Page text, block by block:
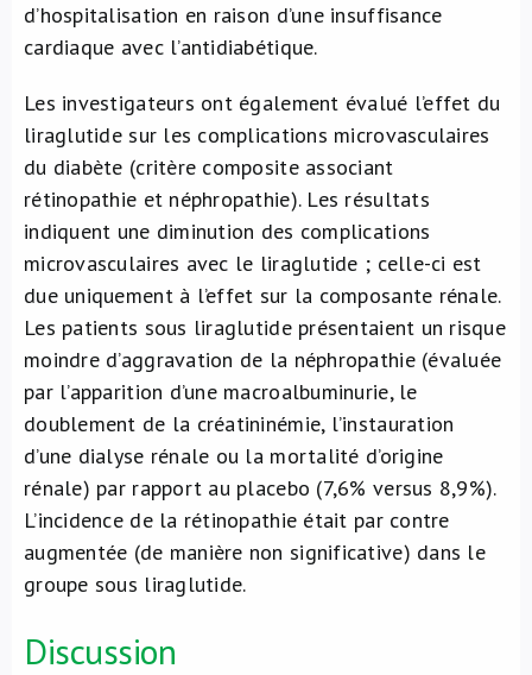
d’hospitalisation en raison d’une insuffisance
cardiaque avec l’antidiabétique.
Les investigateurs ont également évalué l’effet du
liraglutide sur les complications microvasculaires
du diabète (critère composite associant
rétinopathie et néphropathie). Les résultats
indiquent une diminution des complications
microvasculaires avec le liraglutide ; celle-ci est
due uniquement à l’effet sur la composante rénale.
Les patients sous liraglutide présentaient un risque
moindre d’aggravation de la néphropathie (évaluée
par l’apparition d’une macroalbuminurie, le
doublement de la créatininémie, l’instauration
d’une dialyse rénale ou la mortalité d’origine
rénale) par rapport au placebo (7,6% versus 8,9%).
L’incidence de la rétinopathie était par contre
augmentée (de manière non significative) dans le
groupe sous liraglutide.
Discussion